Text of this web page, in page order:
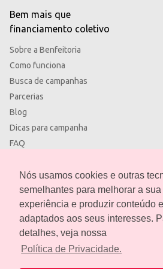
Nós usamos cookies e outras
semelhantes para melhorar a sua
experiência e produzir conteúdo
adaptados aos seus interesses.
detalhes, veja nossa
Política de Privacidade.
Bem mais que
financiamento coletivo
Sobre a Benfeitoria
Como funciona
Busca de campanhas
Parcerias
Blog
Dicas para campanha
FAQ
Política de privacidade
contato@benfeitoria.com